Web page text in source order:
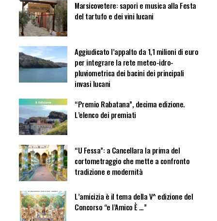
Marsicovetere: sapori e musica alla Festa
del tartufo e dei vini lucani
Aggiudicato l’appalto da 1,1 milioni di euro
per integrare la rete meteo-idro-
pluviometrica dei bacini dei principali
invasi lucani
“Premio Rabatana”, decima edizione.
L’elenco dei premiati
“U Fessa”: a Cancellara la prima del
cortometraggio che mette a confronto
tradizione e modernità
L’amicizia è il tema della V^ edizione del
Concorso “e l’Amico È …”